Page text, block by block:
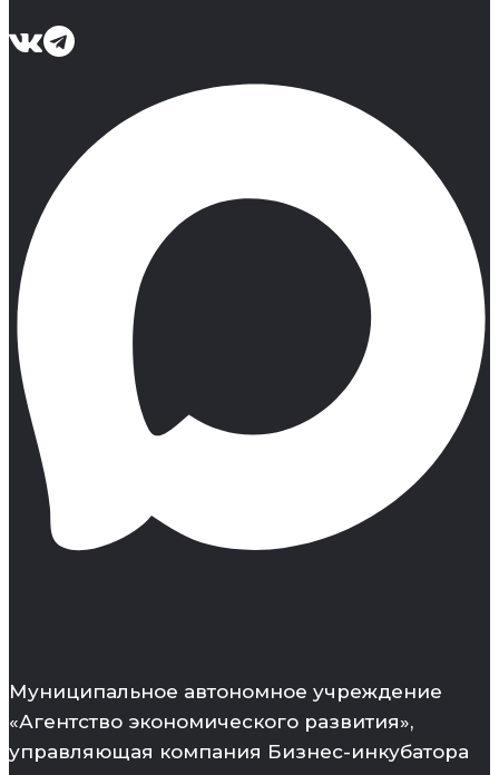
Муниципальное автономное учреждение
«Агентство экономического развития»,
управляющая компания Бизнес-инкубатора